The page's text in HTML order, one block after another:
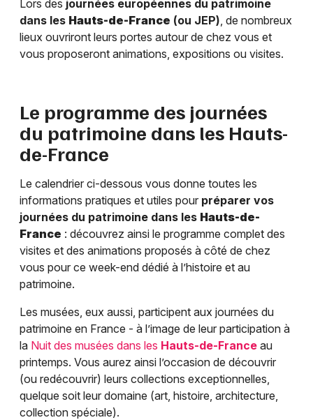
Lors des journées européennes du patrimoine
dans les Hauts-de-France (ou JEP) , de nombreux
lieux ouvriront leurs portes autour de chez vous et
vous proposeront animations, expositions ou visites.
Le programme des journées
du patrimoine dans les Hauts-
de-France
Le calendrier ci-dessous vous donne toutes les
informations pratiques et utiles pour préparer vos
journées du patrimoine dans les Hauts-de-
France : découvrez ainsi le programme complet des
visites et des animations proposés à côté de chez
vous pour ce week-end dédié à l’histoire et au
patrimoine.
Les musées, eux aussi, participent aux journées du
patrimoine en France - à l’image de leur participation à
la Nuit des musées dans les Hauts-de-France au
printemps. Vous aurez ainsi l’occasion de découvrir
(ou redécouvrir) leurs collections exceptionnelles,
quelque soit leur domaine (art, histoire, architecture,
collection spéciale).